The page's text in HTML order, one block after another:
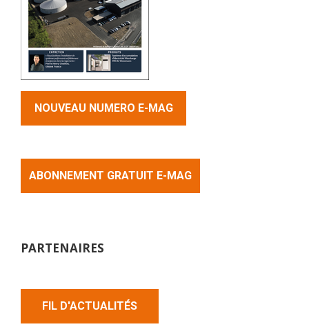
NOUVEAU NUMERO E-MAG
ABONNEMENT GRATUIT E-MAG
PARTENAIRES
FIL D'ACTUALITÉS